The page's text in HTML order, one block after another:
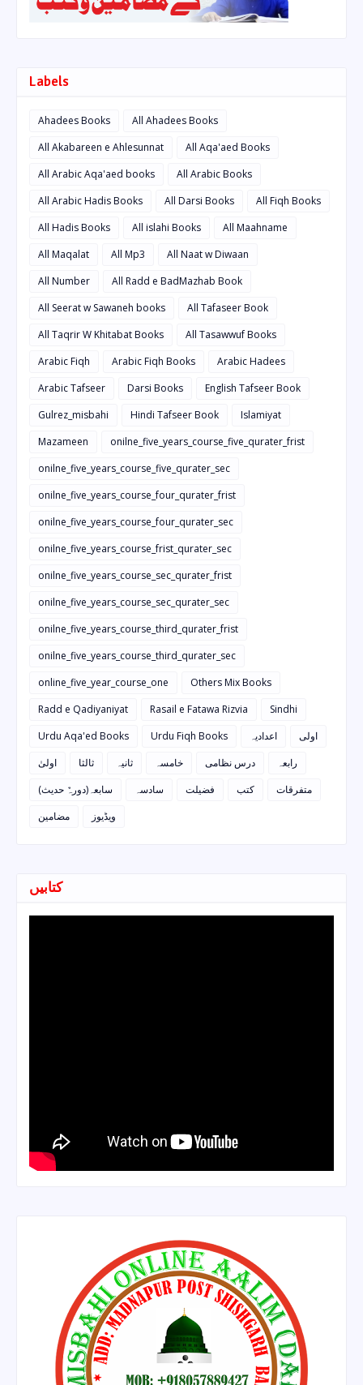
Labels
Ahadees Books
All Ahadees Books
All Akabareen e Ahlesunnat
All Aqa'aed Books
All Arabic Aqa'aed books
All Arabic Books
All Arabic Hadis Books
All Darsi Books
All Fiqh Books
All Hadis Books
All islahi Books
All Maahname
All Maqalat
All Mp3
All Naat w Diwaan
All Number
All Radd e BadMazhab Book
All Seerat w Sawaneh books
All Tafaseer Book
All Taqrir W Khitabat Books
All Tasawwuf Books
Arabic Fiqh
Arabic Fiqh Books
Arabic Hadees
Arabic Tafseer
Darsi Books
English Tafseer Book
Gulrez_misbahi
Hindi Tafseer Book
Islamiyat
Mazameen
onilne_five_years_course_five_qurater_frist
onilne_five_years_course_five_qurater_sec
onilne_five_years_course_four_qurater_frist
onilne_five_years_course_four_qurater_sec
onilne_five_years_course_frist_qurater_sec
onilne_five_years_course_sec_qurater_frist
onilne_five_years_course_sec_qurater_sec
onilne_five_years_course_third_qurater_frist
onilne_five_years_course_third_qurater_sec
online_five_year_course_one
Others Mix Books
Radd e Qadiyaniyat
Rasail e Fatawa Rizvia
Sindhi
Urdu Aqa'ed Books
Urdu Fiqh Books اعدادیہ
اولی
اولیٰ
ثالثا ثانیہ خامسہ درس نظامی
رابعہ
سابعہ(دورہٌ حدیث)
سادسہ فضیلت کتب
متفرقات
مضامین
ویڈیوز
کتابیں